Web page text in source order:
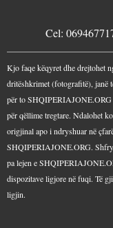
Cel:
Kjo faqe këqyret dhe drejtohet
dritëshkrimet (fotografitë),
për to SHQIPERIAJONE.ORG
për qëllime tregtare. Ndalohet
origjinal apo i ndryshuar në
SHQIPERIAJONE.ORG.
pa lejen e
dispozitave ligjore në fuqi. Të
ligjin.